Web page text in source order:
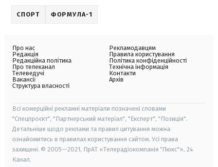
СПОРТ ФОРМУЛА-1
Про нас
Редакція
Редакційна політика
Про телеканал
Телеведучі
Вакансії
Структура власності
Рекламодавцям
Правила користування
Політика конфіденційності
Технічна інформація
Контакти
Архів
Всі комерційні рекламні матеріали позначені словами
"Спецпроєкт", "Партнерський матеріал", "Експерт", "Позиція".
Детальніше щодо реклами та правил цитування можна
ознайомитись в правилах користування сайтом. Усі права
захищені. © 2005—2021, ПрАТ «Телерадіокомпанія "Люкс"», 24
Канал.